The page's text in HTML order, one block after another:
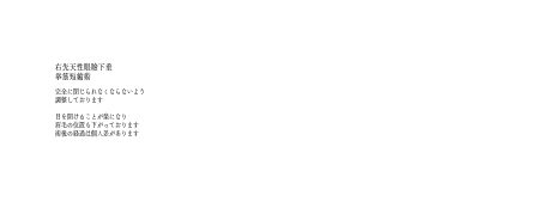
右先天性眼瞼下垂
​挙筋短縮術
完全に閉じられなくならないよう
調整しております
目を開けることが楽になり
​眉毛の位置も下がっております
術後の経過は個人差があります